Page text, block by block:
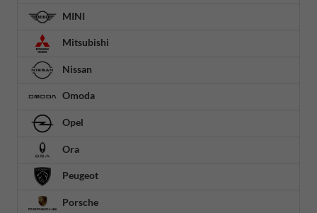
MINI
Mitsubishi
Nissan
Omoda
Opel
Ora
Peugeot
Porsche